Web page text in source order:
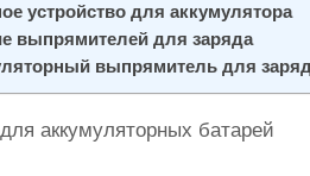
устройство для аккумулятора
выпрямителей для заряда
выпрямитель для
аккумуляторных батарей